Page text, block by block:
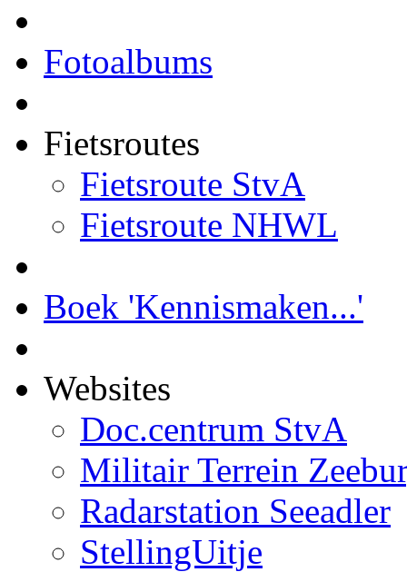
Fotoalbums
Fietsroutes
Fietsroute StvA
Fietsroute NHWL
Boek 'Kennismaken...'
Websites
Doc.centrum StvA
Militair Terrein
Radarstation Seeadler
StellingUitje